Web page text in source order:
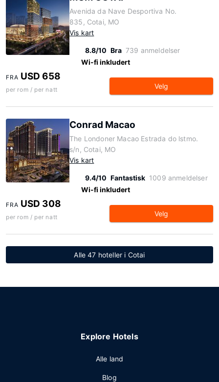
Avenida da Nave Desportiva No.
835, Cotai, MO
Vis kart
8.8/10 Bra 739 anmeldelser
Wi-fi inkludert
FRA USD 658
per rom / per natt Velg
Conrad Macao
The Londoner Macao Estrada do lstmo.
s/n, Cotai, MO
Vis kart
9.4/10 Fantastisk 1009 anmeldelser
Wi-fi inkludert
FRA USD 308
per rom / per natt Velg
Alle 47 hoteller i Cotai
Explore Hotels
Alle land
Blog